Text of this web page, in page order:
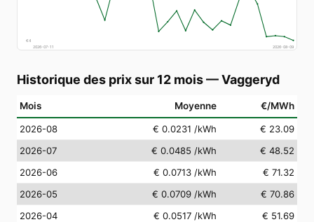
€4
2026-07-11
2026-08-09
Historique des prix sur 12 mois—Vaggeryd
Mois Moyenne €/MWh
2026-08 € 0.0231 /kWh
€ 23.09
2026-07
€ 0.0485 /kWh
€ 48.52
2026-06
€ 0.0713 /kWh
€ 71.32
2026-05
€ 0.0709 /kWh
€ 70.86
2026-04
€ 0.0517 /kWh
€ 51.69